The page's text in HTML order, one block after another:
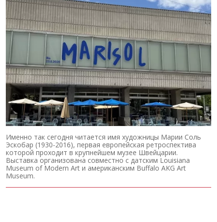
Именно так сегодня читается имя художницы Марии Соль
Эскобар (1930-2016), первая европейская ретроспектива
которой проходит в крупнейшем музее Швейцарии.
Выставка организована совместно с датским Louisiana
Museum of Modern Art и американским Buffalo AKG Art
Museum.